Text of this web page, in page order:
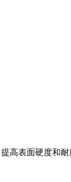
高表面硬度和耐